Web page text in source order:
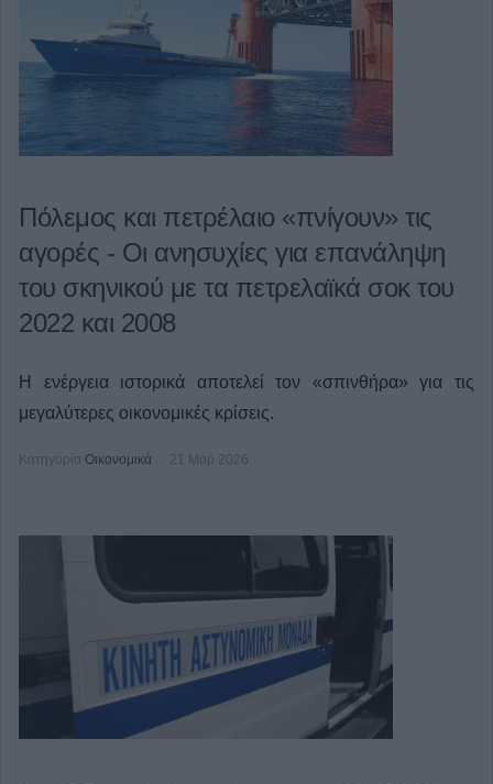
Πόλεμος και πετρέλαιο «πνίγουν» τις
αγορές - Οι ανησυχίες για επανάληψη
του σκηνικού με τα πετρελαϊκά σοκ του
2022 και 2008
Η ενέργεια ιστορικά αποτελεί τον «σπινθήρα» για τις
μεγαλύτερες οικονομικές κρίσεις.
Κατηγορία Οικονομικά 21 Μαρ 2026